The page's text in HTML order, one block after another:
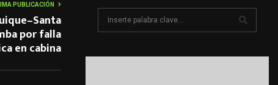
PUBLICACIÓN
por falla
en cabina